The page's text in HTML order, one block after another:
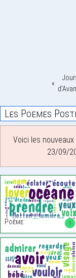
Les Poemes
Voici les
23/09/
1
Poème: